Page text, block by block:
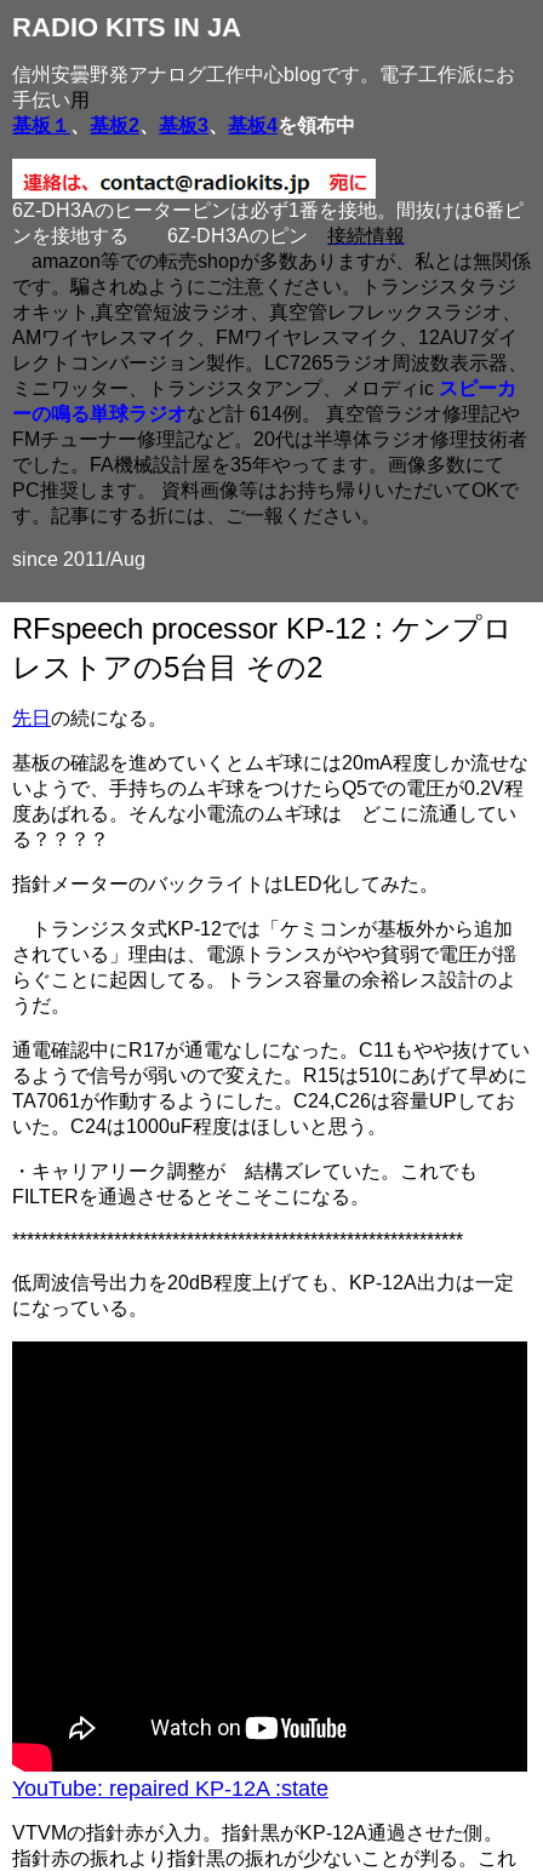
RADIO KITS IN JA
信州安曇野発アナログ工作中心blogです。電子工作派にお
手伝い用
基板１ 、 基板2、 基板3、 基板4を領布中
6Z-DH3Aのヒーターピンは必ず1番を接地。間抜けは6番ピ
ンを接地する
6Z-DH3Aのピン 接続情報
amazon等での転売shopが多数ありますが、私とは無関係
です。騙されぬようにご注意ください。トランジスタラジ
オキット,真空管短波ラジオ、真空管レフレックスラジオ、
AMワイヤレスマイク、FMワイヤレスマイク、12AU7ダイ
レクトコンバージョン製作。LC7265ラジオ周波数表示器、
ミニワッター、トランジスタアンプ、メロディic スピーカ
ーの鳴る単球ラジオなど計 614例。 真空管ラジオ修理記や
FMチューナー修理記など。20代は半導体ラジオ修理技術者
でした。FA機械設計屋を35年やってます。画像多数にて
PC推奨します。 資料画像等はお持ち帰りいただいてOKで
す。記事にする折には、ご一報ください。
since 2011/Aug
RFspeech processor KP-12 : ケンプロ
レストアの5台目 その2
先日 の続になる。
基板の確認を進めていくとムギ球には20mA程度しか流せな
いようで、手持ちのムギ球をつけたらQ5での電圧が0.2V程
度あばれる。そんな小電流のムギ球は どこに流通してい
る？？？？
指針メーターのバックライトはLED化してみた。
トランジスタ式KP-12では「ケミコンが基板外から追加
されている」理由は、電源トランスがやや貧弱で電圧が揺
らぐことに起因してる。トランス容量の余裕レス設計のよ
うだ。
通電確認中にR17が通電なしになった。C11もやや抜けてい
るようで信号が弱いので変えた。R15は510にあげて早めに
TA7061が作動するようにした。C24,C26は容量UPしてお
いた。C24は1000uF程度はほしいと思う。
・キャリアリーク調整が 結構ズレていた。これでも
FILTERを通過させるとそこそこになる。
**************************************************************
低周波信号出力を20dB程度上げても、KP-12A出力は一定
になっている。
YouTube: repaired KP-12A :state
VTVMの指針赤が入力。指針黒がKP-12A通過させた側。
指針赤の振れより指針黒の振れが少ないことが判る。これ